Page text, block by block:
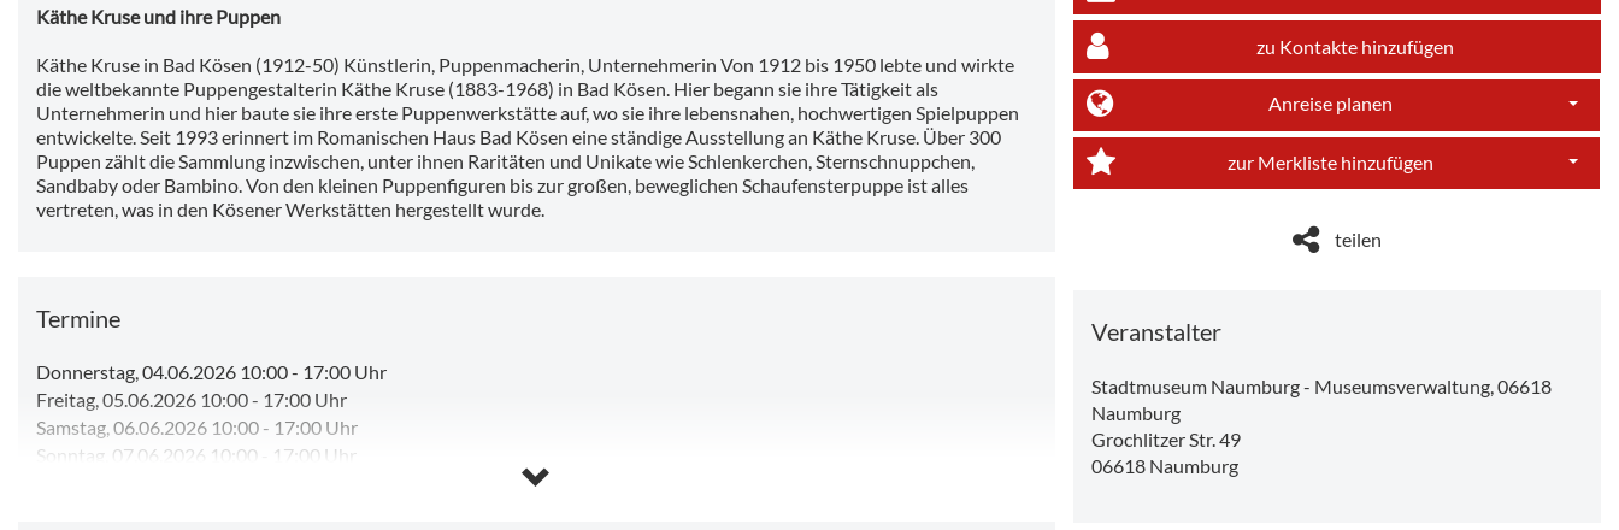
Käthe Kruse und ihre Puppen
Käthe Kruse in Bad Kösen (1912-50) Künstlerin, Puppenmacherin, Unternehmerin Von 1912 bis 1950 lebte und wirkte
die weltbekannte Puppengestalterin Käthe Kruse (1883-1968) in Bad Kösen. Hier begann sie ihre Tätigkeit als
Unternehmerin und hier baute sie ihre erste Puppenwerkstätte auf, wo sie ihre lebensnahen, hochwertigen Spielpuppen
entwickelte. Seit 1993 erinnert im Romanischen Haus Bad Kösen eine ständige Ausstellung an Käthe Kruse. Über 300
Puppen zählt die Sammlung inzwischen, unter ihnen Raritäten und Unikate wie Schlenkerchen, Sternschnuppchen,
Sandbaby oder Bambino. Von den kleinen Puppenfiguren bis zur großen, beweglichen Schaufensterpuppe ist alles
vertreten, was in den Kösener Werkstätten hergestellt wurde.
Termine
Donnerstag, 04.06.2026 10:00- 17:00 Uhr
Freitag, 05.06.2026 10:00- 17:00 Uhr
Samstag, 06.06.2026 10:00 - 17:00 Uhr
Sonntag, 07.06.2026 10:00
17:00 Uhr
zu Kontakte hinzufügen
Anreise planen
zur Merkliste hinzufügen
teilen
Veranstalter
Stadtmuseum Naumburg - Museumsverwaltung, 06618
Naumburg
Grochlitzer Str. 49
06618 Naumburg